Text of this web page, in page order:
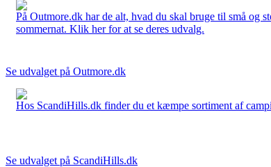
På Outmore.dk har de alt, hvad du skal bruge til små og
sommernat. Klik her for at se deres udvalg.
Se udvalget på Outmore.dk
Hos ScandiHills.dk finder du et kæmpe sortiment af
Se udvalget på ScandiHills.dk